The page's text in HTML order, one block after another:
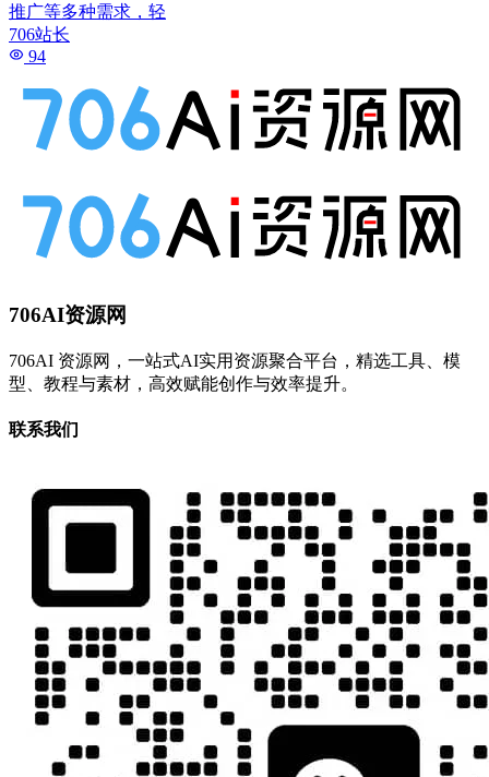
推广等多种需求，轻
706站长
94
706AI资源网
706AI 资源网，一站式AI实用资源聚合平台，精选工具、模
型、教程与素材，高效赋能创作与效率提升。
联系我们